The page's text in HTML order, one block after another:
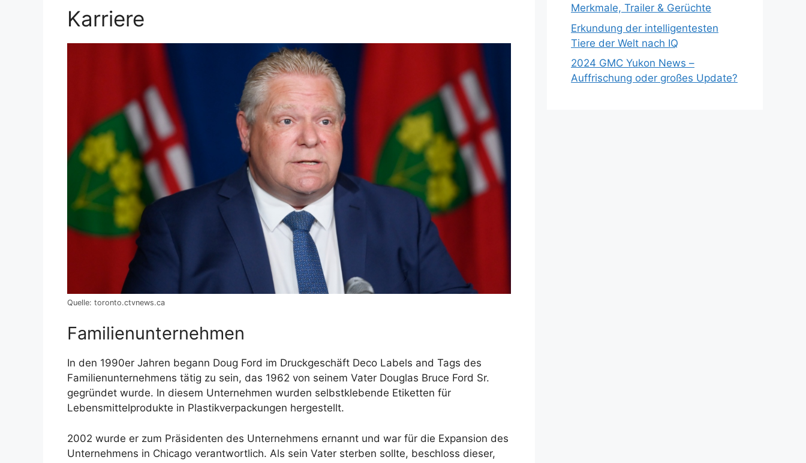
Karriere
Quelle: toronto.ctvnews.ca
Familienunternehmen
In den 1990er Jahren begann Doug Ford im Druckgeschäft Deco Labels and Tags des
Familienunternehmens tätig zu sein, das 1962 von seinem Vater Douglas Bruce Ford Sr.
gegründet wurde. In diesem Unternehmen wurden selbstklebende Etiketten für
Lebensmittelprodukte in Plastikverpackungen hergestellt.
2002 wurde er zum Präsidenten des Unternehmens ernannt und war für die Expansion des
Unternehmens in Chicago verantwortlich. Als sein Vater sterben sollte, beschloss dieser,
Merkmale, Trailer & Gerüchte
Erkundung der intelligentesten
Tiere der Welt nach IQ
2024 GMC Yukon News –
Auffrischung oder großes Update?